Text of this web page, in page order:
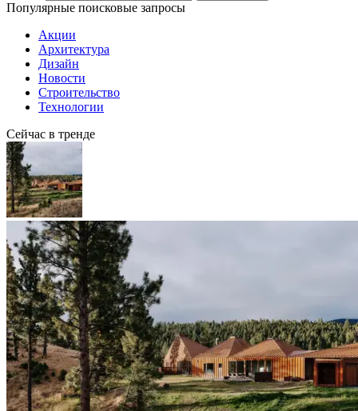
Популярные поисковые запросы
Акции
Архитектура
Дизайн
Новости
Строительство
Технологии
Сейчас в тренде